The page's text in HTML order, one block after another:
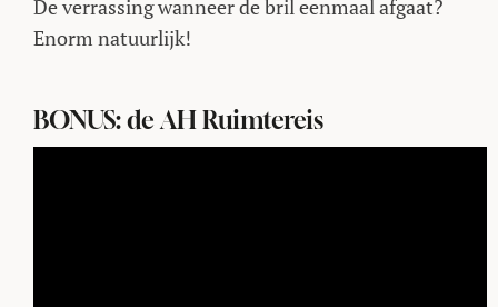
De verrassing wanneer de bril eenmaal afgaat?
Enorm natuurlijk!
BONUS: de AH Ruimtereis